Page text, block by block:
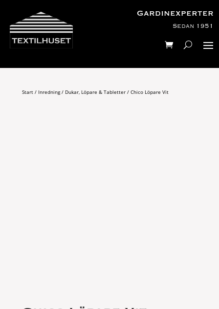
Gardinexperter
Sedan 1951
Start/ Inredning/ Dukar, Löpare & Tabletter/ Chico Löpare Vit